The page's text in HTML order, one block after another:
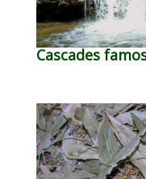
Cascades